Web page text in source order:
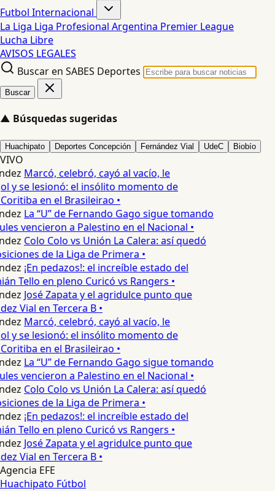
Futbol Internacional
La Liga Liga Profesional Argentina Premier League
Lucha Libre
AVISOS LEGALES
Buscar en SABES Deportes
Buscar
▲ Búsquedas sugeridas
Huachipato Deportes Concepción Fernández Vial UdeC Biobío
VIVO
Marcó, celebró, cayó al vacío, le
y se lesionó: el insólito momento de
en el Brasileirao •
La “U” de Fernando Gago sigue tomando
vencieron a Palestino en el Nacional •
Colo Colo vs Unión La Calera: así quedó
de la Liga de Primera •
¡En pedazos!: el increíble estado del
Tello en pleno Curicó vs Rangers •
José Zapata y el agridulce punto que
Vial en Tercera B •
Marcó, celebró, cayó al vacío, le
y se lesionó: el insólito momento de
en el Brasileirao •
La “U” de Fernando Gago sigue tomando
vencieron a Palestino en el Nacional •
Colo Colo vs Unión La Calera: así quedó
de la Liga de Primera •
¡En pedazos!: el increíble estado del
Tello en pleno Curicó vs Rangers •
José Zapata y el agridulce punto que
Vial en Tercera B •
Agencia EFE
Huachipato Fútbol